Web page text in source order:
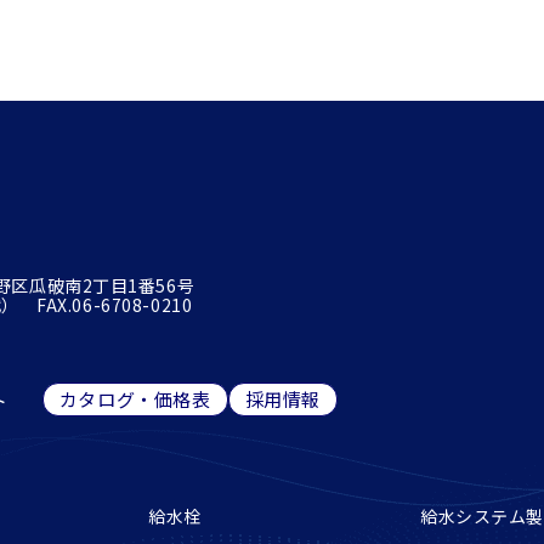
瓜破南2丁目1番56号
FAX.06-6708-0210
カタログ・価格表 採用情報
給水栓 給水システム